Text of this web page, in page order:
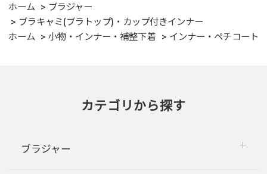
ホーム
ブラジャー
ブラキャミ(ブラトップ)・カップ付きインナー
ホーム
小物・インナー・補整下着 インナー・ペチコート
カテゴリから探す
ブラジャー